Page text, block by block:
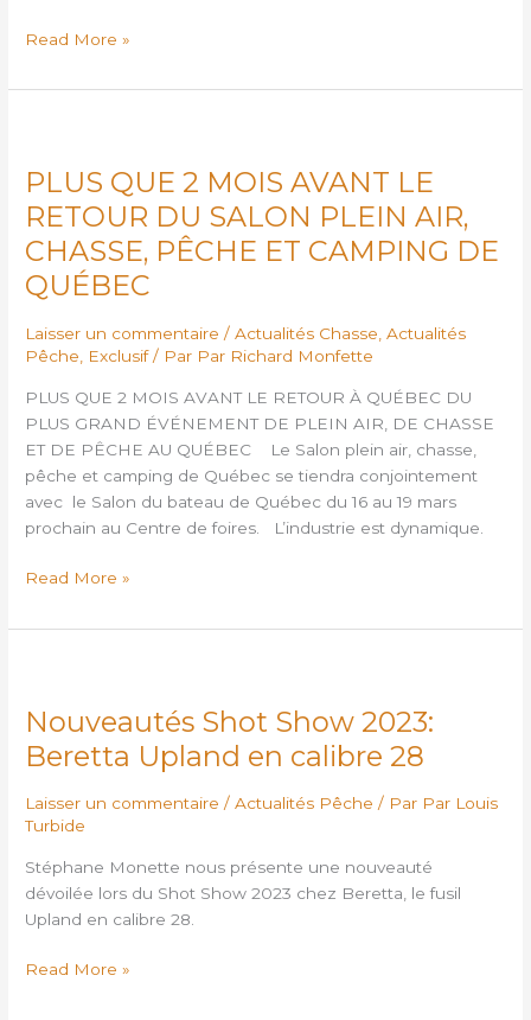
Read More »
PLUS QUE 2 MOIS AVANT LE
RETOUR DU SALON PLEIN AIR,
CHASSE, PÊCHE ET CAMPING DE
QUÉBEC
Laisser un commentaire /Actualités Chasse ,Actualités
Pêche
Exclusif/ Par Par Richard Monfette
PLUS QUE 2 MOIS AVANT LE RETOUR À QUÉBEC DU
PLUS GRAND ÉVÉNEMENT DE PLEIN AIR, DE CHASSE
ET DE PÊCHE AU QUÉBEC Le Salon plein air, chasse,
pêche et camping de Québec se tiendra conjointement
avec le Salon du bateau de Québec du 16 au 19 mars
prochain au Centre de foires. L’industrie est dynamique.
2
MOIS
AVANT
LE
RETOUR
SALON
PLEIN
ET
CAMPING
Read More »
Nouveautés Shot Show 2023:
Beretta Upland en calibre 28
Laisser un commentaire /Actualités Pêche / Par Par Louis
Turbide
Stéphane Monette nous présente une nouveauté
dévoilée lors du Shot Show 2023 chez Beretta, le fusil
Upland en calibre 28.
Show
2023:
Beretta
Upland
en
28
Read More »